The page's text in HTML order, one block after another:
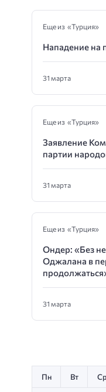
Еще из «Турция»
Нападение на
31 марта
Еще из «Турция»
Заявление
партии
31 марта
Еще из «Турция»
Ондер: «Без
Оджалана в
31 марта
Пн Вт Ср